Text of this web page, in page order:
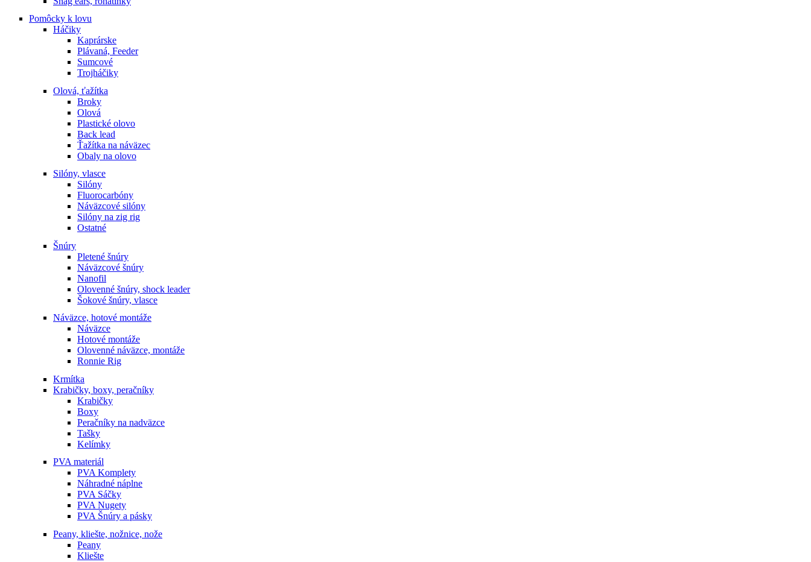
Pomôcky k lovu
Háčiky
Kaprárske
Plávaná, Feeder
Sumcové
Trojháčiky
Olová, ťažítka
Broky
Olová
Plastické olovo
Back lead
Ťažítka na náväzec
Obaly na olovo
Silóny, vlasce
Silóny
Fluorocarbóny
Náväzcové silóny
Silóny na zig rig
Ostatné
Šnúry
Pletené šnúry
Náväzcové šnúry
Nanofil
Olovenné šnúry, shock leader
Šokové šnúry, vlasce
Náväzce, hotové montáže
Náväzce
Hotové montáže
Olovenné náväzce, montáže
Ronnie Rig
Krmítka
Krabičky, boxy, peračníky
Krabičky
Boxy
Peračníky na nadväzce
Tašky
Kelímky
PVA materiál
PVA Komplety
Náhradné náplne
PVA Sáčky
PVA Nugety
PVA Šnúry a pásky
Peany, kliešte, nožnice, nože
Peany
Kliešte